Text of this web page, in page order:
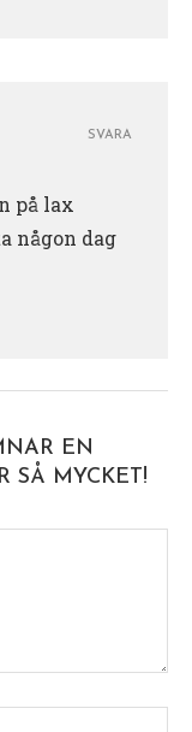
på lax
någon dag
SVARA
EN
SÅ MYCKET!